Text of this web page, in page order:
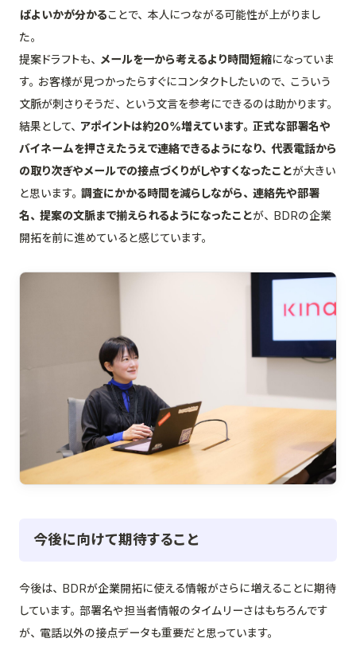
ばよいかが分かることで、本人につながる可能性が上がりまし
た。
提案ドラフトも、 メールを一から考えるより時間短縮になっていま
す。お客様が見つかったらすぐにコンタクトしたいので、こういう
文脈が刺さりそうだ、という文言を参考にできるのは助かります。
結果として、 アポイントは約20%増えています。 正式な部署名や
バイネームを押さえたうえで連絡できるようになり、代表電話から
の取り次ぎやメールでの接点づくりがしやすくなったことが大きい
と思います。 調査にかかる時間を減らしながら、連絡先や部署
名、提案の文脈まで揃えられるようになったことが、BDRの企業
開拓を前に進めていると感じています。
今後に向けて期待すること
今後は、BDRが企業開拓に使える情報がさらに増えることに期待
しています。部署名や担当者情報のタイムリーさはもちろんです
が、電話以外の接点データも重要だと思っています。